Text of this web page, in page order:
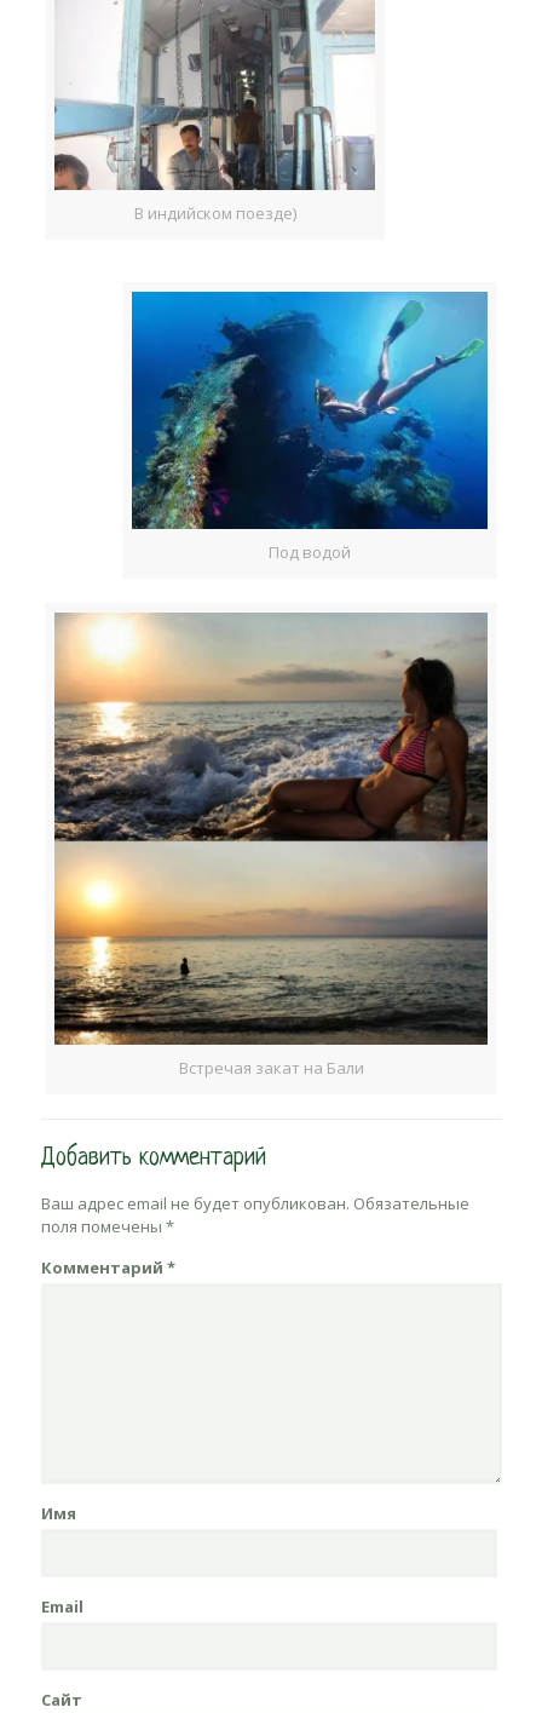
В индийском поезде)
Под водой
Встречая закат на Бали
Добавить комментарий
Ваш адрес email не будет опубликован. Обязательные
поля помечены *
Комментарий *
Имя
Email
Сайт